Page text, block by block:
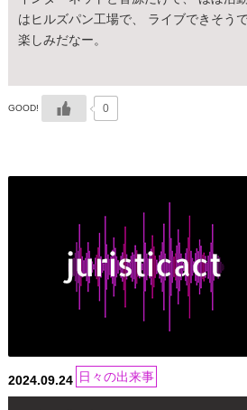
はヒルズパン工場で、 ライブできそう
楽しみだなー。
GOOD! 0
2024.09.24 日々の出来事